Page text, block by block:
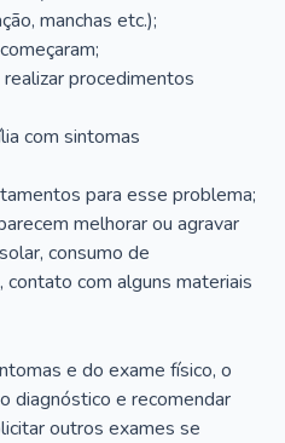
manchas etc.);
procedimentos
com sintomas
para esse problema;
melhorar ou agravar
consumo de
com alguns materiais
e do exame físico, o
diagnóstico e recomendar
outros exames se